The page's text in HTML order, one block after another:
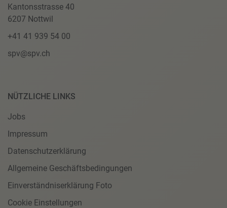
Kantonsstrasse 40
6207 Nottwil
+41 41 939 54 00
spv@spv.ch
NÜTZLICHE LINKS
Jobs
Impressum
Datenschutzerklärung
Allgemeine Geschäftsbedingungen
Einverständniserklärung Foto
Cookie Einstellungen